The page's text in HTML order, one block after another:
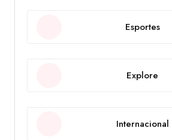
Esportes
Explore
Internacional